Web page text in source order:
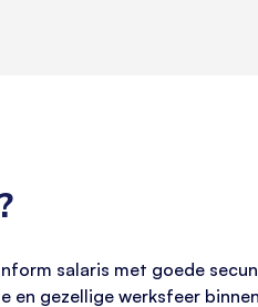
salaris met goede
en gezellige werksfeer